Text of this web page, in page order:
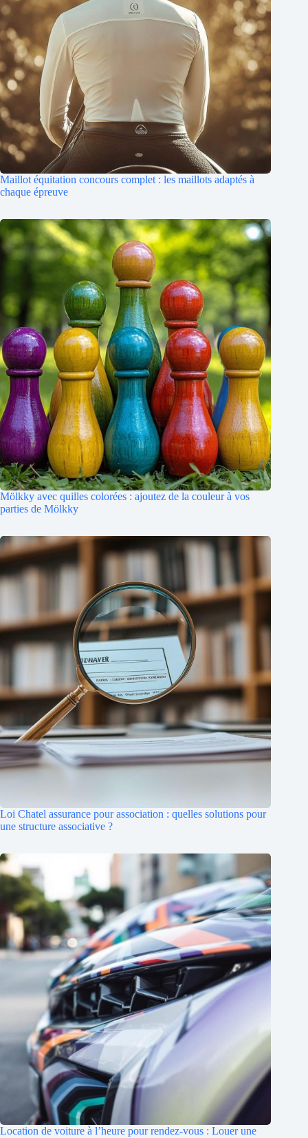
Maillot équitation concours complet : les maillots adaptés à
chaque épreuve
Mölkky avec quilles colorées : ajoutez de la couleur à vos
parties de Mölkky
Loi Chatel assurance pour association : quelles solutions pour
une structure associative ?
Location de voiture à l’heure pour rendez-vous : Louer une